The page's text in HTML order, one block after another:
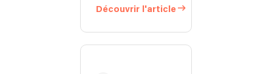
Découvrir l'article